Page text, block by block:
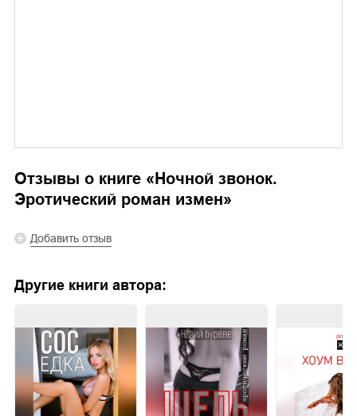
Отзывы о книге « Ночной звонок.
Эротический роман измен»
Добавить отзыв
Другие книги автора: